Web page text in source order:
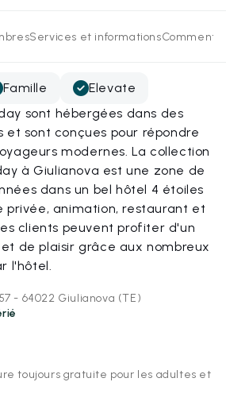
Services et informations
Famille
Elevate
sont hébergées dans des
et sont conçues pour répondre
modernes. La collection
à Giulianova est une zone de
dans un bel hôtel 4 étoiles
privée, animation, restaurant et
clients peuvent profiter d'un
de plaisir grâce aux nombreux
l'hôtel.
- 64022 Giulianova (TE)
toujours gratuite pour les adultes et